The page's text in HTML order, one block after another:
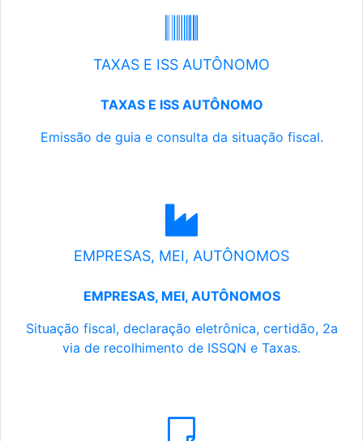
TAXAS E ISS AUTÔNOMO
TAXAS E ISS AUTÔNOMO
Emissão de guia e consulta da situação fiscal.
EMPRESAS, MEI, AUTÔNOMOS
EMPRESAS, MEI, AUTÔNOMOS
Situação fiscal, declaração eletrônica, certidão, 2a
via de recolhimento de ISSQN e Taxas.